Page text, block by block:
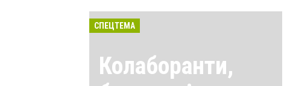
СПЕЦТЕМА
Колаборанти,